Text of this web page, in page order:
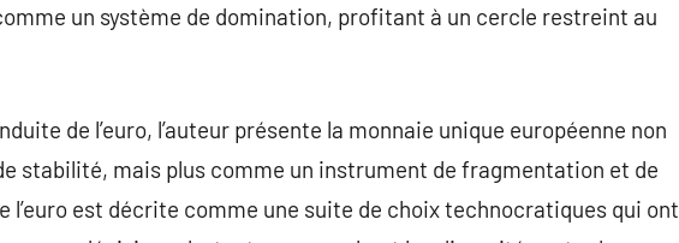
un système de domination, profitant à un cercle restreint au
de l’euro, l’auteur présente la monnaie unique européenne non
stabilité, mais plus comme un instrument de fragmentation et de
est décrite comme une suite de choix technocratiques qui ont